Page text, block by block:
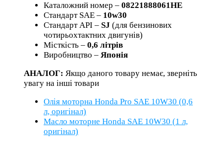
Каталожний номер – 08221888061HE
Стандарт SAE – 10w30
Стандарт API – SJ (для бензинових
чотирьохтактних двигунів)
Місткість – 0,6 літрів
Виробництво – Японія
АНАЛОГ: Якщо даного товару немає, зверніть
увагу на інші товари
Олія моторна Honda Pro SAE 10W30 (0,6
л, оригінал)
Масло моторне Honda SAE 10W30 (1 л,
оригінал)